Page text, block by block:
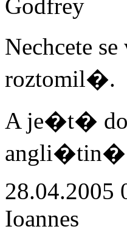
Godfrey
Nechcete
roztomil�.
A je�t�
28.04.2005
Ioannes